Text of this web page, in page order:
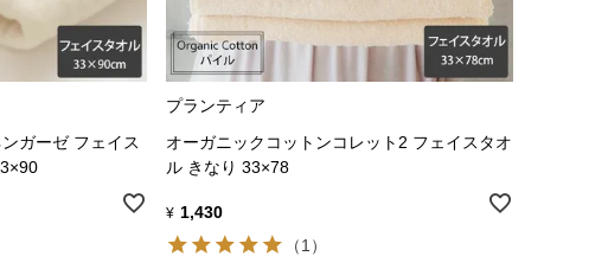
ガーゼ フェイス
プランティア
オーガニックコットンコレット2 フェイスタオ
ル きなり 33×78
¥ 1,430
（1）